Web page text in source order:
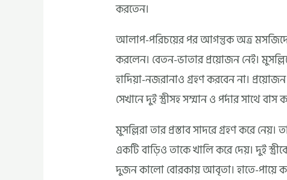
করতেন।
আলাপ-পরিচয়ের পর আগন্তুক অত্র
করলেন। বেতন-ভাতার প্রয়োজন নেই।
হাদিয়া-নজরানাও গ্রহণ করবেন না।
সেখানে দুই স্ত্রীসহ সম্মান ও পর্দার সাথে বাস
মুসল্লিরা তার প্রস্তাব সাদরে গ্রহণ করে
একটি বাড়িও তাকে খালি করে দেয়। দুই
দুজন কালো বোরকায় আবৃতা। হাতে-পায়ে